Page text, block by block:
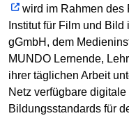
wird im Rahmen des
Institut für Film und
gGmbH, dem
MUNDO Lernende,
ihrer täglichen Arbeit
Netz verfügbare
Bildungsstandards für